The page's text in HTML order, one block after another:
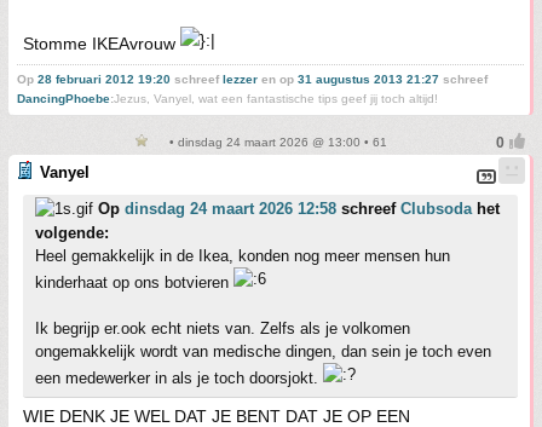
Stomme IKEAvrouw
Op 28 februari 2012 19:20 schreeflezzer en op 31 augustus 2013 21:27 schreef
DancingPhoebe:Jezus, Vanyel, wat een fantastische tips geef jij toch altijd!
• dinsdag 24 maart 2026 @ 13:00 • 61
Vanyel
Op dinsdag 24 maart 2026 12:58 schreef Clubsodahet
volgende:
Heel gemakkelijk in de Ikea, konden nog meer mensen hun
kinderhaat op ons botvieren
Ik begrijp er.ook echt niets van. Zelfs als je volkomen
ongemakkelijk wordt van medische dingen, dan sein je toch even
een medewerker in als je toch doorsjokt.
WIE DENK JE WEL DAT JE BENT DAT JE OP EEN